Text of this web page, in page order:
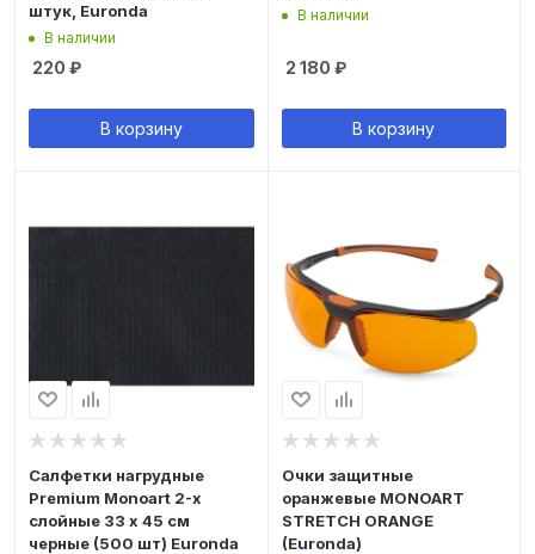
штук, Euronda
В наличии
220 ₽
В корзину
В наличии
2 180 ₽
В корзину
Салфетки нагрудные
Premium Monoart 2-х
слойные 33 х 45 см
черные (500 шт) Euronda
Очки защитные
оранжевые MONOART
STRETCH ORANGE
(Euronda)